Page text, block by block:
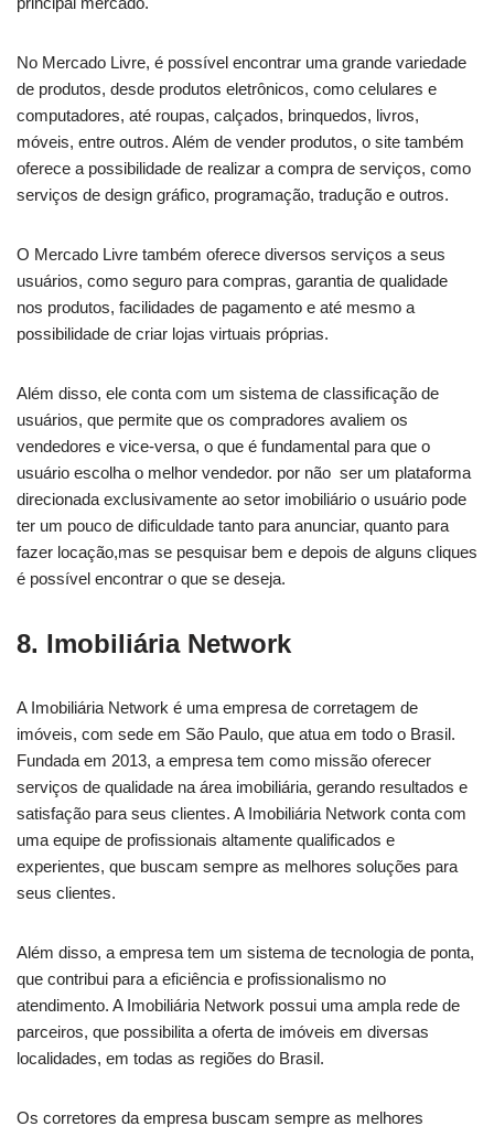
No Mercado Livre, é possível encontrar uma grande variedade
de produtos, desde produtos eletrônicos, como celulares e
computadores, até roupas, calçados, brinquedos, livros,
móveis, entre outros. Além de vender produtos, o site também
oferece a possibilidade de realizar a compra de serviços, como
serviços de design gráfico, programação, tradução e outros.
O Mercado Livre também oferece diversos serviços a seus
usuários, como seguro para compras, garantia de qualidade
nos produtos, facilidades de pagamento e até mesmo a
possibilidade de criar lojas virtuais próprias.
Além disso, ele conta com um sistema de classificação de
usuários, que permite que os compradores avaliem os
vendedores e vice-versa, o que é fundamental para que o
usuário escolha o melhor vendedor. por não ser um plataforma
direcionada exclusivamente ao setor imobiliário o usuário pode
ter um pouco de dificuldade tanto para anunciar, quanto para
fazer locação,mas se pesquisar bem e depois de alguns cliques
é possível encontrar o que se deseja.
8. Imobiliária Network
A Imobiliária Network é uma empresa de corretagem de
imóveis, com sede em São Paulo, que atua em todo o Brasil.
Fundada em 2013, a empresa tem como missão oferecer
serviços de qualidade na área imobiliária, gerando resultados e
satisfação para seus clientes. A Imobiliária Network conta com
uma equipe de profissionais altamente qualificados e
experientes, que buscam sempre as melhores soluções para
seus clientes.
Além disso, a empresa tem um sistema de tecnologia de ponta,
que contribui para a eficiência e profissionalismo no
atendimento. A Imobiliária Network possui uma ampla rede de
parceiros, que possibilita a oferta de imóveis em diversas
localidades, em todas as regiões do Brasil.
Os corretores da empresa buscam sempre as melhores